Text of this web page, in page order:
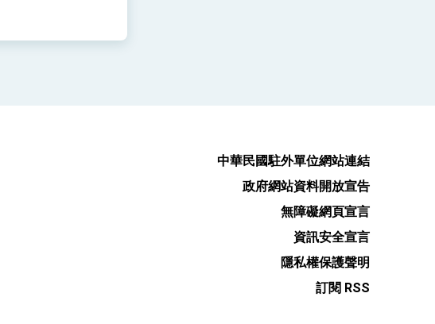
中華民國駐外單位網站連結
政府網站資料開放宣告
無障礙網頁宣言
資訊安全宣言
隱私權保護聲明
訂閱 RSS